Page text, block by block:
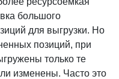
большого
для выгрузки. Но
позиций, при
только те
изменены. Часто это